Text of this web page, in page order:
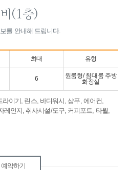
(1층)
를 안내해 드립니다.
최대 유형
6
원룸형/ 침대룸 주방
화장실
라이기, 린스, 바디워시, 샴푸, 에어컨,
레인지, 취사시설/도구, 커피포트, 타월,
예약하기